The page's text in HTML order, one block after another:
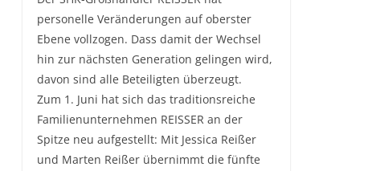
personelle Veränderungen auf oberster
Ebene vollzogen. Dass damit der Wechsel
hin zur nächsten Generation gelingen wird,
davon sind alle Beteiligten überzeugt.
Zum 1. Juni hat sich das traditionsreiche
Familienunternehmen REISSER an der
Spitze neu aufgestellt: Mit Jessica Reißer
und Marten Reißer übernimmt die fünfte